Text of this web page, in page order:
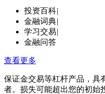
投资百科|
金融词典|
学习交易|
金融问答
查看更多
保证金交易等杠杆产品，具
者。损失可能超出您的初始